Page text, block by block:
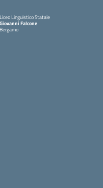
Liceo Linguistico Statale
Giovanni Falcone
Bergamo
— Visita la pagina iniziale della scuola